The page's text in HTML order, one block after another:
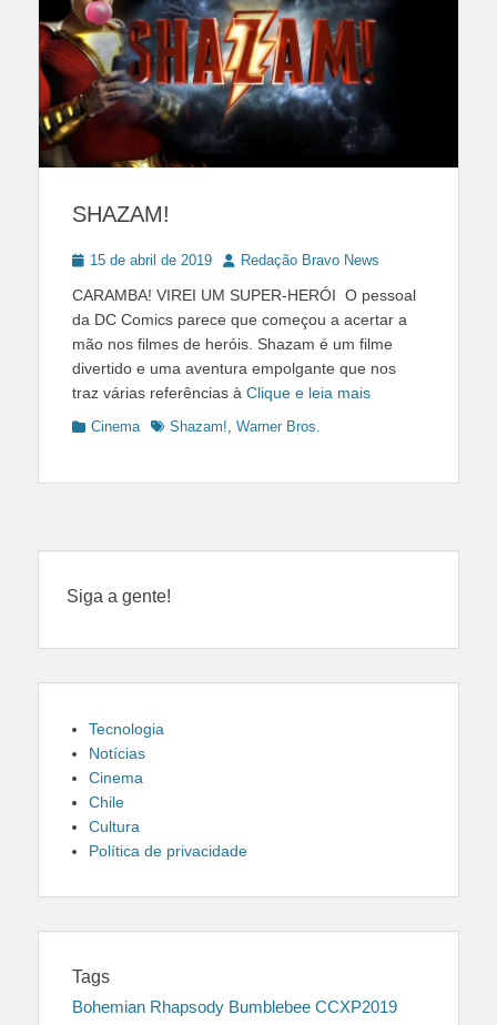
SHAZAM!
Posted
15 de abril de 2019 AuthorRedação Bravo News
CARAMBA! VIREI UM SUPER-HERÓI O pessoal
da DC Comics parece que começou a acertar a
mão nos filmes de heróis. Shazam é um filme
divertido e uma aventura empolgante que nos
traz várias referências à Clique e leia mais
Categories
Cinema TagsShazam! Warner Bros.
Siga a gente!
Tecnologia
Notícias
Cinema
Chile
Cultura
Política de privacidade
Tags
Bohemian Rhapsody Bumblebee CCXP2019